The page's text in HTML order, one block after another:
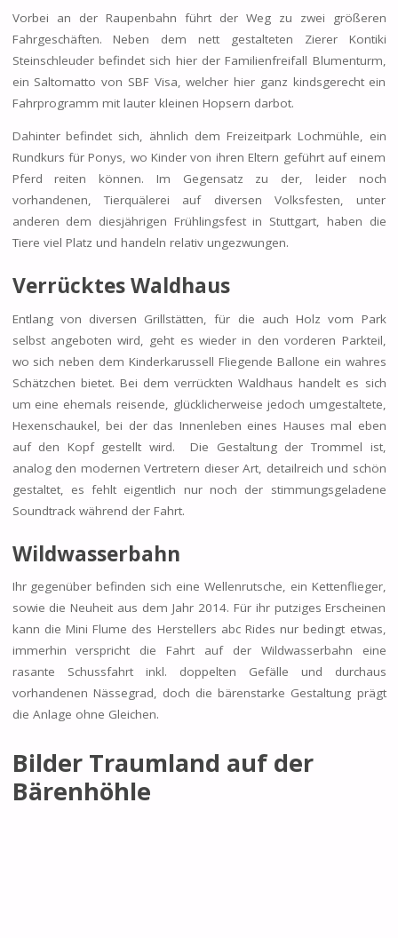
Vorbei an der Raupenbahn führt der Weg zu zwei größeren
Fahrgeschäften. Neben dem nett gestalteten Zierer Kontiki
Steinschleuder befindet sich hier der Familienfreifall Blumenturm,
ein Saltomatto von SBF Visa, welcher hier ganz kindsgerecht ein
Fahrprogramm mit lauter kleinen Hopsern darbot.
Dahinter befindet sich, ähnlich dem Freizeitpark Lochmühle, ein
Rundkurs für Ponys, wo Kinder von ihren Eltern geführt auf einem
Pferd reiten können. Im Gegensatz zu der, leider noch
vorhandenen, Tierquälerei auf diversen Volksfesten, unter
anderen dem diesjährigen Frühlingsfest in Stuttgart, haben die
Tiere viel Platz und handeln relativ ungezwungen.
Verrücktes Waldhaus
Entlang von diversen Grillstätten, für die auch Holz vom Park
selbst angeboten wird, geht es wieder in den vorderen Parkteil,
wo sich neben dem Kinderkarussell Fliegende Ballone ein wahres
Schätzchen bietet. Bei dem verrückten Waldhaus handelt es sich
um eine ehemals reisende, glücklicherweise jedoch umgestaltete,
Hexenschaukel, bei der das Innenleben eines Hauses mal eben
auf den Kopf gestellt wird. Die Gestaltung der Trommel ist,
analog den modernen Vertretern dieser Art, detailreich und schön
gestaltet, es fehlt eigentlich nur noch der stimmungsgeladene
Soundtrack während der Fahrt.
Wildwasserbahn
Ihr gegenüber befinden sich eine Wellenrutsche, ein Kettenflieger,
sowie die Neuheit aus dem Jahr 2014. Für ihr putziges Erscheinen
kann die Mini Flume des Herstellers abc Rides nur bedingt etwas,
immerhin verspricht die Fahrt auf der Wildwasserbahn eine
rasante Schussfahrt inkl. doppelten Gefälle und durchaus
vorhandenen Nässegrad, doch die bärenstarke Gestaltung prägt
die Anlage ohne Gleichen.
Bilder Traumland auf der
Bärenhöhle